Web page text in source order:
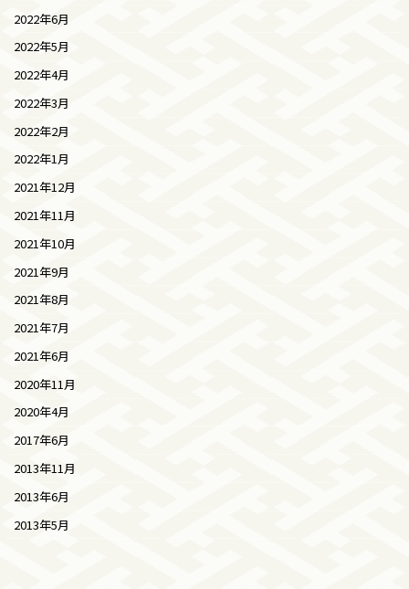
2022年6月
2022年5月
2022年4月
2022年3月
2022年2月
2022年1月
2021年12月
2021年11月
2021年10月
2021年9月
2021年8月
2021年7月
2021年6月
2020年11月
2020年4月
2017年6月
2013年11月
2013年6月
2013年5月